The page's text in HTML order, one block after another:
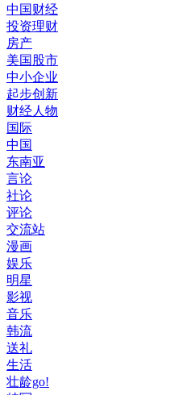
中国财经
投资理财
房产
美国股市
中小企业
起步创新
财经人物
国际
中国
东南亚
言论
社论
评论
交流站
漫画
娱乐
明星
影视
音乐
韩流
送礼
生活
壮龄go!